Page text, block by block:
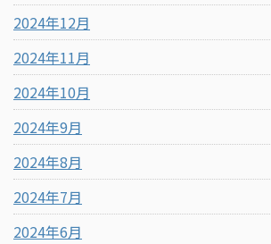
2024年12月
2024年11月
2024年10月
2024年9月
2024年8月
2024年7月
2024年6月